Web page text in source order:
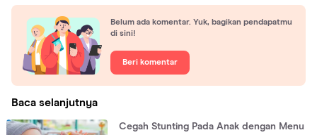
Belum ada komentar. Yuk, bagikan pendapatmu
di sini!
Beri komentar
Baca selanjutnya
Cegah Stunting Pada Anak dengan Menu